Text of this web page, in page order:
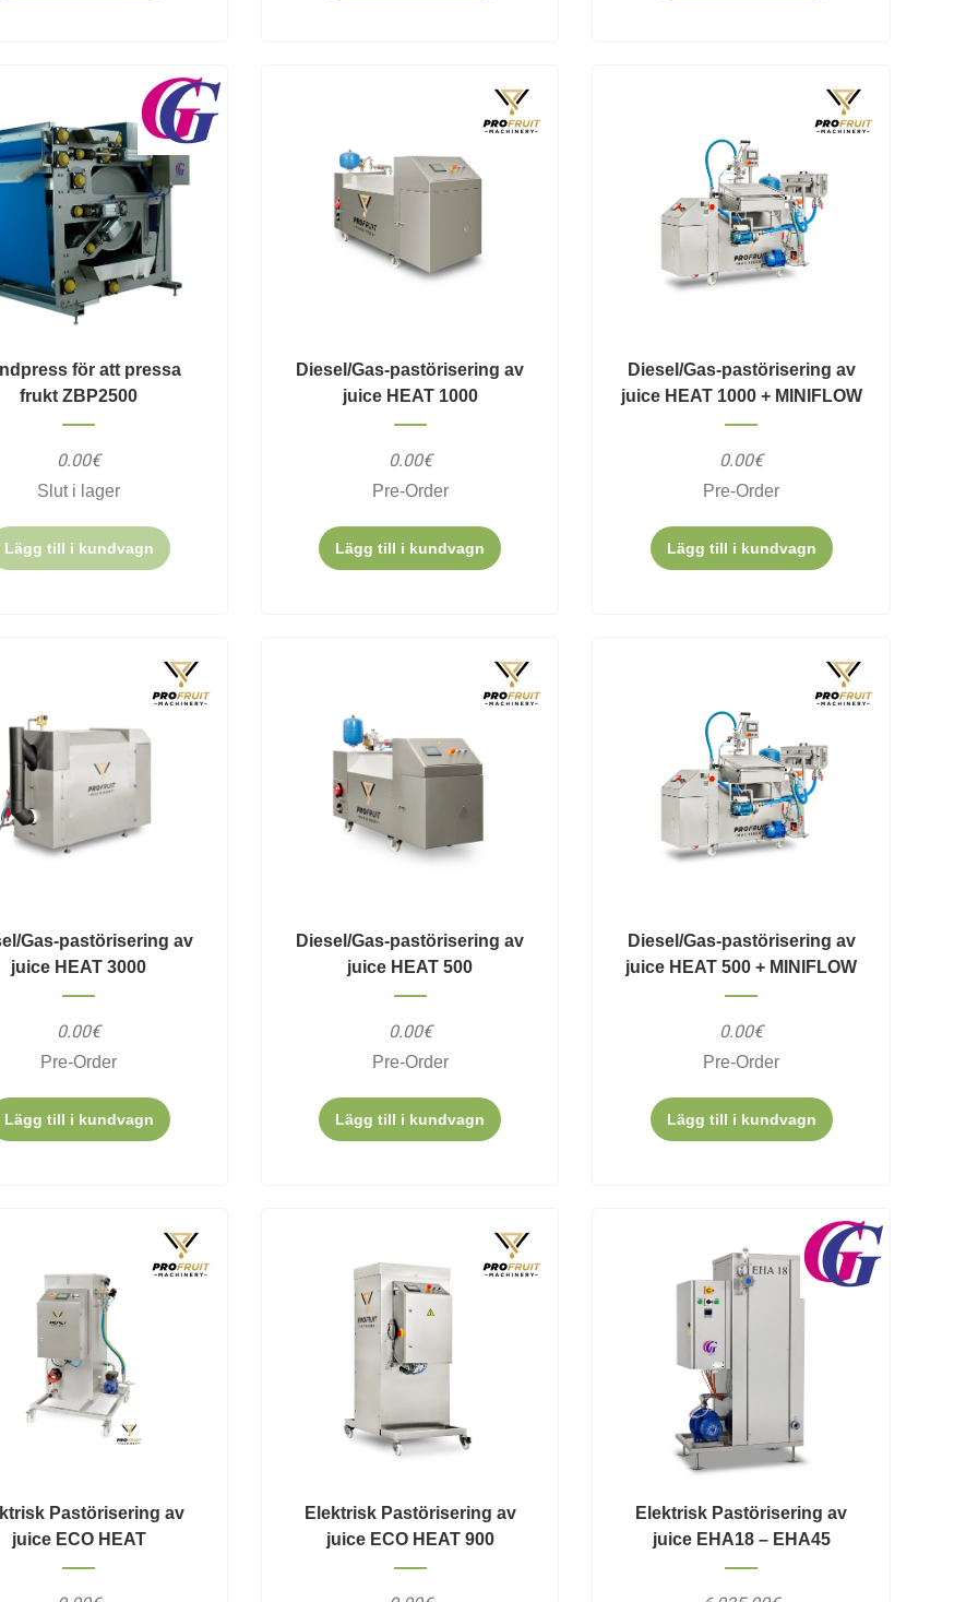
för att pressa
frukt ZBP2500
0.00€
Slut i lager
Lägg till i kundvagn
Diesel/Gas-pastörisering av
juice HEAT 1000
0.00€
Pre-Order
Lägg till i kundvagn
Diesel/Gas-pastörisering av
juice HEAT 1000 + MINIFLOW
0.00€
Pre-Order
Lägg till i kundvagn
Gas-pastörisering av
juice HEAT 3000
0.00€
Pre-Order
Lägg till i kundvagn
Diesel/Gas-pastörisering av
juice HEAT 500
0.00€
Pre-Order
Lägg till i kundvagn
Diesel/Gas-pastörisering av
juice HEAT 500 + MINIFLOW
0.00€
Pre-Order
Lägg till i kundvagn
Pastörisering av
juice ECO HEAT
Elektrisk Pastörisering av
juice ECO HEAT 900
Elektrisk Pastörisering av
juice EHA18 – EHA45